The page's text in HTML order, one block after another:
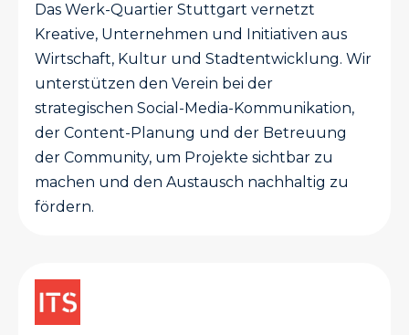
Das Werk-Quartier Stuttgart vernetzt
Kreative, Unternehmen und Initiativen aus
Wirtschaft, Kultur und Stadtentwicklung. Wir
unterstützen den Verein bei der
strategischen Social-Media-Kommunikation,
der Content-Planung und der Betreuung
der Community, um Projekte sichtbar zu
machen und den Austausch nachhaltig zu
fördern.